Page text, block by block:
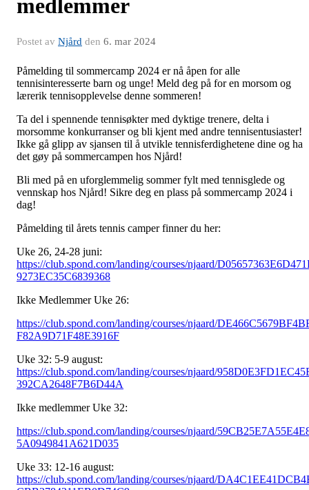
medlemmer
Postet av Njård den 6. mar 2024
Påmelding til sommercamp 2024 er nå åpen for alle
tennisinteresserte barn og unge! Meld deg på for en morsom og
lærerik tennisopplevelse denne sommeren!
Ta del i spennende tennisøkter med dyktige trenere, delta i
morsomme konkurranser og bli kjent med andre tennisentusiaster!
Ikke gå glipp av sjansen til å utvikle tennisferdighetene dine og ha
det gøy på sommercampen hos Njård!
Bli med på en uforglemmelig sommer fylt med tennisglede og
vennskap hos Njård! Sikre deg en plass på sommercamp 2024 i
dag!
Påmelding til årets tennis camper finner du her:
Uke 26, 24-28 juni:
https://club.spond.com/landing/courses/njaard/
9273EC35C6839368
Ikke Medlemmer Uke 26:
https://club.spond.com/landing/courses/njaard/
F82A9D71F48E3916F
Uke 32: 5-9 august:
https://club.spond.com/landing/courses/njaard/
392CA2648F7B6D44A
Ikke medlemmer Uke 32:
https://club.spond.com/landing/courses/njaard/
5A0949841A621D035
Uke 33: 12-16 august:
https://club.spond.com/landing/courses/njaard/